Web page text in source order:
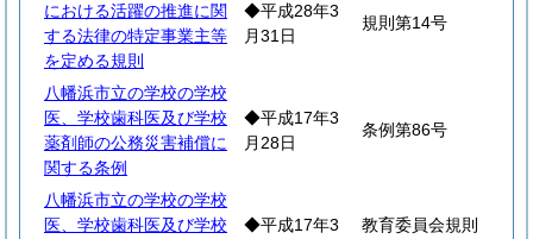
における活躍の推進に関
する法律の特定事業主等
を定める規則
◆平成28年3
月31日
規則第14号
八幡浜市立の学校の学校
医、学校歯科医及び学校
薬剤師の公務災害補償に
関する条例
◆平成17年3
月28日
条例第86号
八幡浜市立の学校の学校
医、学校歯科医及び学校
◆平成17年3
教育委員会規則